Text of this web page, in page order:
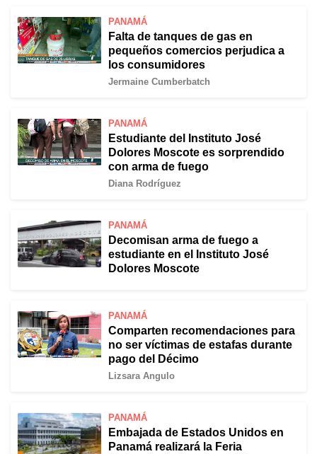
PANAMÁ
Falta de tanques de gas en
pequeños comercios perjudica a
los consumidores
Jermaine Cumberbatch
PANAMÁ
Estudiante del Instituto José
Dolores Moscote es sorprendido
con arma de fuego
Diana Rodríguez
PANAMÁ
Decomisan arma de fuego a
estudiante en el Instituto José
Dolores Moscote
PANAMÁ
Comparten recomendaciones para
no ser víctimas de estafas durante
pago del Décimo
Lizsara Angulo
PANAMÁ
Embajada de Estados Unidos en
Panamá realizará la Feria